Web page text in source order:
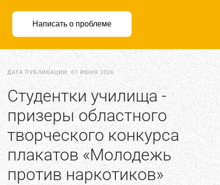
Написать о проблеме
ДАТА ПУБЛИКАЦИИ:01 ИЮНЯ 2026.
Студентки училища -
призеры областного
творческого конкурса
плакатов «Молодежь
против наркотиков»